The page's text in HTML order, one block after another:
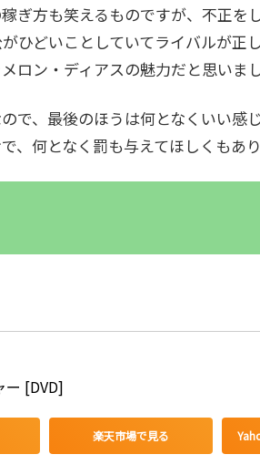
ぎ方も笑えるものですが、不正を
ひどいことしていてライバルが正
ロン・ディアスの魅力だと思いまし
で、最後のほうは何となくいい感
、何となく罰も与えてほしくもあり
ー [DVD]
楽天市場で見る